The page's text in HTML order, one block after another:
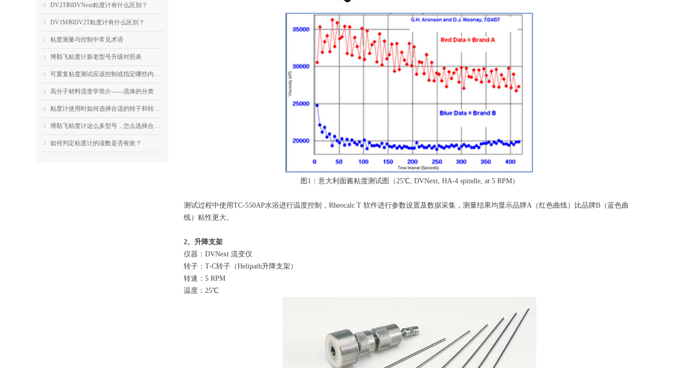
图1：意大利面酱粘度测试图（25℃, DVNext, HA-4 spindle, at 5 RPM）
测试过程中使用TC-550AP水浴进行温度控制，Rheocalc T 软件进行参数设置及数据采集，测量结果均显示品牌A（红色曲线）比品牌B（蓝色曲
线）粘性更大。
2、升降支架
仪器：DVNext 流变仪
转子：T-C转子（Helipath升降支架）
转速：5 RPM
温度：25℃
ꁇ DV2T和DVNext粘度计有什么区别？
ꁇ DV1M和DV2T粘度计有什么区别？
ꁇ 粘度测量与控制中常见术语
ꁇ 博勒飞粘度计新老型号升级对照表
ꁇ 可重复粘度测试应该控制或指定哪些内容？
ꁇ 高分子材料流变学简介——流体的分类
ꁇ 粘度计使用时如何选择合适的转子和转速？
ꁇ 博勒飞粘度计这么多型号，怎么选择合适的机型？
ꁇ 如何判定粘度计的读数是否有效？